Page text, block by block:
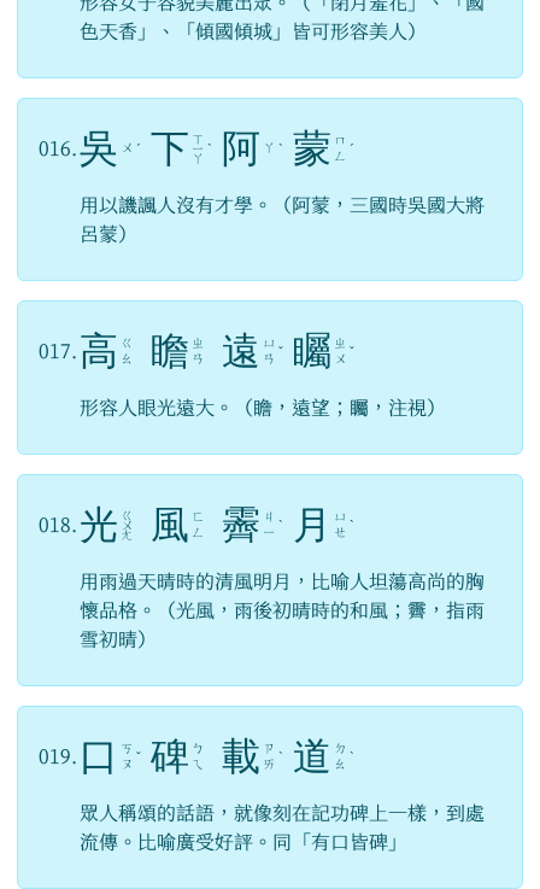
色天香」、「傾國傾城」皆可形容美人）
016. 吳 ㄨ ˊ 下 ㄒ
ㄧ
ㄚ
ˋ 阿 ㄚ ˋ 蒙 ㄇ
ㄥ
ˊ
用以譏諷人沒有才學。（阿蒙，三國時吳國大將
呂蒙）
017. 高 ㄍ
ㄠ
瞻 ㄓ
ㄢ
遠 ㄩ
ㄢ ˇ 矚 ㄓ
ㄨ ˇ
形容人眼光遠大。（瞻，遠望；矚，注視）
018. 光 ㄍ
ㄨ
ㄤ 風 ㄈ
ㄥ
霽 ㄐ
ㄧ ˋ 月
ㄩ
ㄝ ˋ
用雨過天晴時的清風明月，比喻人坦蕩高尚的胸
懷品格。（光風，雨後初晴時的和風；霽，指雨
雪初晴）
019. 口
ㄎ
ㄡ ˇ 碑 ㄅ
ㄟ
載 ㄗ
ㄞ ˋ 道 ㄉ
ㄠ ˋ
眾人稱頌的話語，就像刻在記功碑上一樣，到處
流傳。比喻廣受好評。同「有口皆碑」